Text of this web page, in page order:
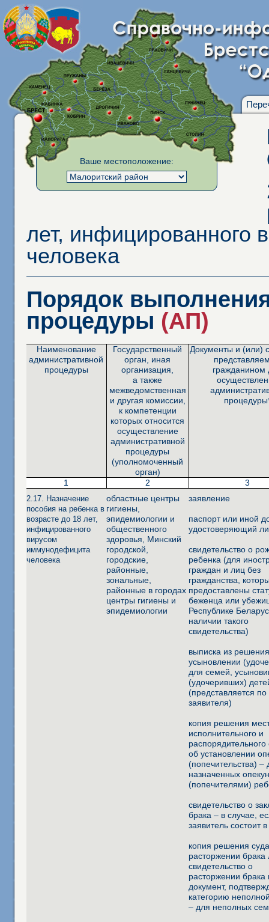
Ваше местоположение:
лет, инфицированного
человека
Порядок
процедуры (АП)
Наименование
административной
процедуры
Государственный
орган, иная
организация,
а также
межведомственная
и другая комиссии,
к компетенции
которых относится
осуществление
административной
процедуры
(уполномоченный
орган)
Документы и (или)
гражданином
1 2 3
2.17. Назначение
пособия на ребенка в
возрасте до 18 лет,
инфицированного
вирусом
иммунодефицита
человека
областные центры
гигиены,
эпидемиологии и
общественного
здоровья, Минский
городской,
городские,
районные,
зональные,
районные в городах
центры гигиены и
эпидемиологии
заявление
паспорт или иной
удостоверяющий
свидетельство о
ребенка (для
граждан и лиц без
гражданства,
предоставлены
беженца или
Республике
наличии такого
свидетельства)
выписка из
усыновлении
для семей,
(удочеривших)
(представляется
заявителя)
копия решения
исполнительного и
распорядительного
об установлении
(попечительства) –
назначенных
(попечителями)
свидетельство о
брака – в случае,
заявитель состоит
копия решения
расторжении брака
свидетельство о
расторжении брака
документ,
категорию
– для неполных